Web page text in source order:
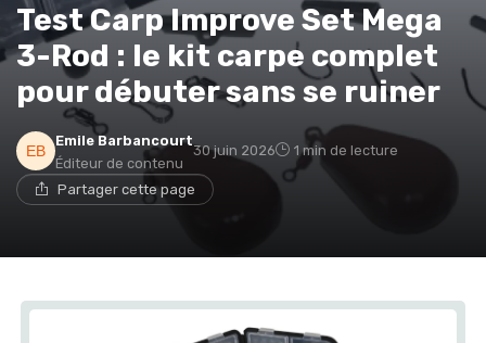
Test Carp Improve Set Mega
3-Rod : le kit carpe complet
pour débuter sans se ruiner
Emile Barbancourt
Éditeur de contenu
30 juin 2026 1 min de lecture
Partager cette page